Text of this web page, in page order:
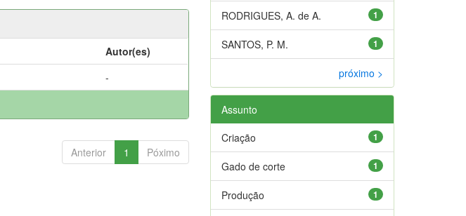
Autor(es)
-
Anterior 1 Póximo
1
RODRIGUES, A. de A.
1
SANTOS, P. M.
próximo >
Assunto
1
Criação
1
Gado de corte
1
Produção